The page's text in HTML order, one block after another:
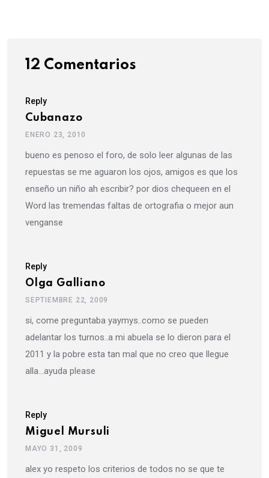
12 Comentarios
Reply
Cubanazo
ENERO 23, 2010
bueno es penoso el foro, de solo leer algunas de las
repuestas se me aguaron los ojos, amigos es que los
enseño un niño ah escribir? por dios chequeen en el
Word las tremendas faltas de ortografia o mejor aun
venganse
Reply
Olga Galliano
SEPTIEMBRE 22, 2009
si, come preguntaba yaymys..como se pueden
adelantar los turnos..a mi abuela se lo dieron para el
2011 y la pobre esta tan mal que no creo que llegue
alla…ayuda please
Reply
Miguel Mursuli
MAYO 31, 2009
alex yo respeto los criterios de todos no se que te